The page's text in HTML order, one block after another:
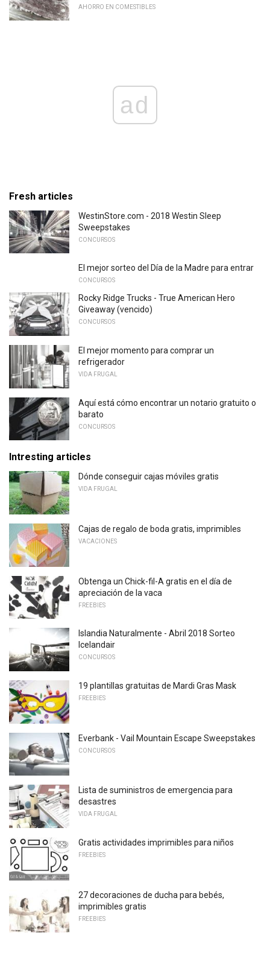
AHORRO EN COMESTIBLES
ad
Fresh articles
WestinStore.com - 2018 Westin Sleep
Sweepstakes
CONCURSOS
El mejor sorteo del Día de la Madre para entrar
CONCURSOS
Rocky Ridge Trucks - True American Hero
Giveaway (vencido)
CONCURSOS
El mejor momento para comprar un
refrigerador
VIDA FRUGAL
Aquí está cómo encontrar un notario gratuito o
barato
CONCURSOS
Intresting articles
Dónde conseguir cajas móviles gratis
VIDA FRUGAL
Cajas de regalo de boda gratis, imprimibles
VACACIONES
Obtenga un Chick-fil-A gratis en el día de
apreciación de la vaca
FREEBIES
Islandia Naturalmente - Abril 2018 Sorteo
Icelandair
CONCURSOS
19 plantillas gratuitas de Mardi Gras Mask
FREEBIES
Everbank - Vail Mountain Escape Sweepstakes
CONCURSOS
Lista de suministros de emergencia para
desastres
VIDA FRUGAL
Gratis actividades imprimibles para niños
FREEBIES
27 decoraciones de ducha para bebés,
imprimibles gratis
FREEBIES